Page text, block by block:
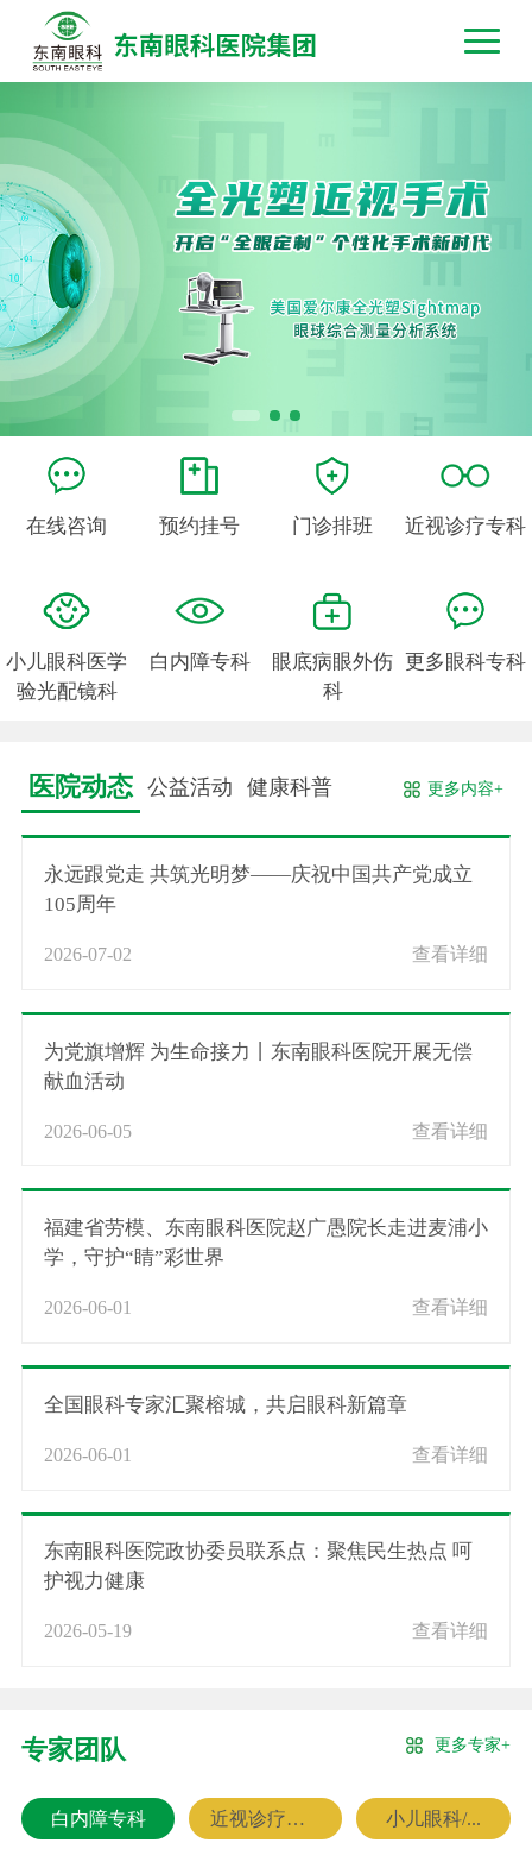
在线咨询 预约挂号 门诊排班 近视诊疗专科
小儿眼科医学
验光配镜科
白内障专科
眼底病眼外伤
科
更多眼科专科
医院动态 公益活动 健康科普 更多内容+
永远跟党走 共筑光明梦——庆祝中国共产党成立
105周年
2026-07-02 查看详细
为党旗增辉 为生命接力丨东南眼科医院开展无偿
献血活动
2026-06-05 查看详细
福建省劳模、东南眼科医院赵广愚院长走进麦浦小
学，守护“睛”彩世界
2026-06-01 查看详细
全国眼科专家汇聚榕城，共启眼科新篇章
2026-06-01 查看详细
东南眼科医院政协委员联系点：聚焦民生热点 呵
护视力健康
2026-05-19 查看详细
专家团队 更多专家+
白内障专科 近视诊疗专科 小儿眼科/...